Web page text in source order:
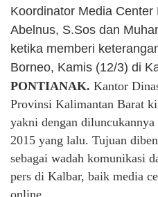
Koordinator Media Center
Abelnus, S.Sos dan
ketika memberi
Borneo, Kamis (12/3) di
PONTIANAK. Kantor
Provinsi Kalimantan Barat
yakni dengan
2015 yang lalu. Tujuan
sebagai wadah komunikasi
pers di Kalbar, baik media